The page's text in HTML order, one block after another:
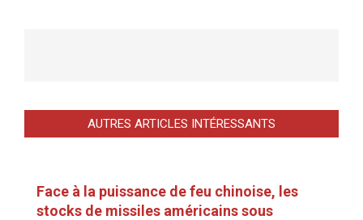
AUTRES ARTICLES INTÉRESSANTS
Face à la puissance de feu chinoise, les
stocks de missiles américains sous